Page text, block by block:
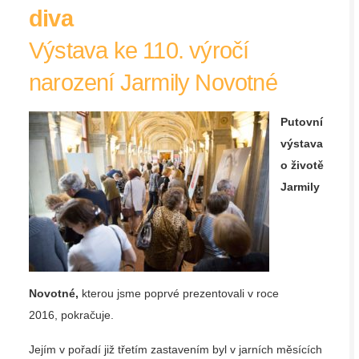
diva
Výstava ke 110. výročí
narození Jarmily Novotné
Putovní
výstava
o životě
Jarmily
Novotné, kterou jsme poprvé prezentovali v roce
2016, pokračuje.
Jejím v pořadí již třetím zastavením byl v jarních měsících